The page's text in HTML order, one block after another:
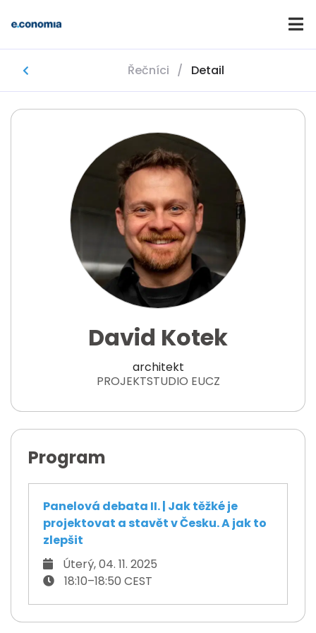
Řečníci / Detail
David Kotek
architekt
PROJEKTSTUDIO EUCZ
Program
Panelová debata II. | Jak těžké je
projektovat a stavět v Česku. A jak to
zlepšit
Úterý, 04. 11. 2025
18:10–18:50 CEST